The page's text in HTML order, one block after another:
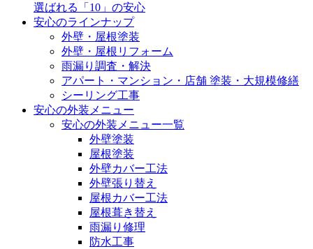
選ばれる「10」の安心
安心のラインナップ
外壁・屋根塗装
外壁・屋根リフォーム
雨漏り調査・解決
アパート・マンション・店舗 塗装・大規模修繕
シーリング工事
安心の外装メニュー
安心の外装メニュー一覧
外壁塗装
屋根塗装
外壁カバー工法
外壁張り替え
屋根カバー工法
屋根葺き替え
雨漏り修理
防水工事